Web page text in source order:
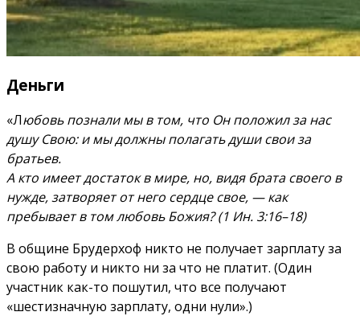
Деньги
«Любовь познали мы в том, что Он положил за нас
душу Свою: и мы должны полагать души свои за
братьев.
А кто имеет достаток в мире, но, видя брата своего в
нужде, затворяет от него сердце свое, — как
пребывает в том любовь Божия? (1 Ин. 3:16–18)
В общине Брудерхоф никто не получает зарплату за
свою работу и никто ни за что не платит. (Один
участник как-то пошутил, что все получают
«шестизначную зарплату, одни нули».)